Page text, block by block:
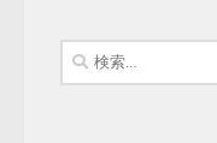
検
索: